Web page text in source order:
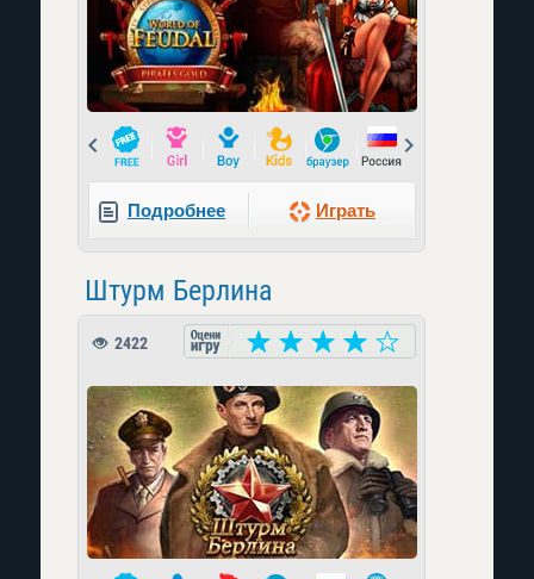
Prev
Подробнее Играть
Штурм Берлина
2422